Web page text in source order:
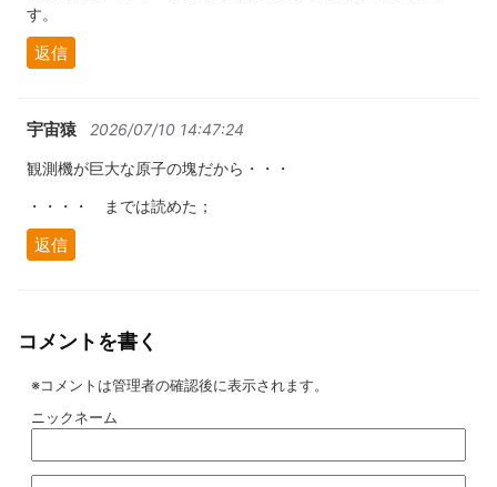
す。
返信
宇宙猿 2026/07/10 14:47:24
観測機が巨大な原子の塊だから・・・
・・・・ までは読めた；
返信
コメントを書く
※コメントは管理者の確認後に表示されます。
ニックネーム